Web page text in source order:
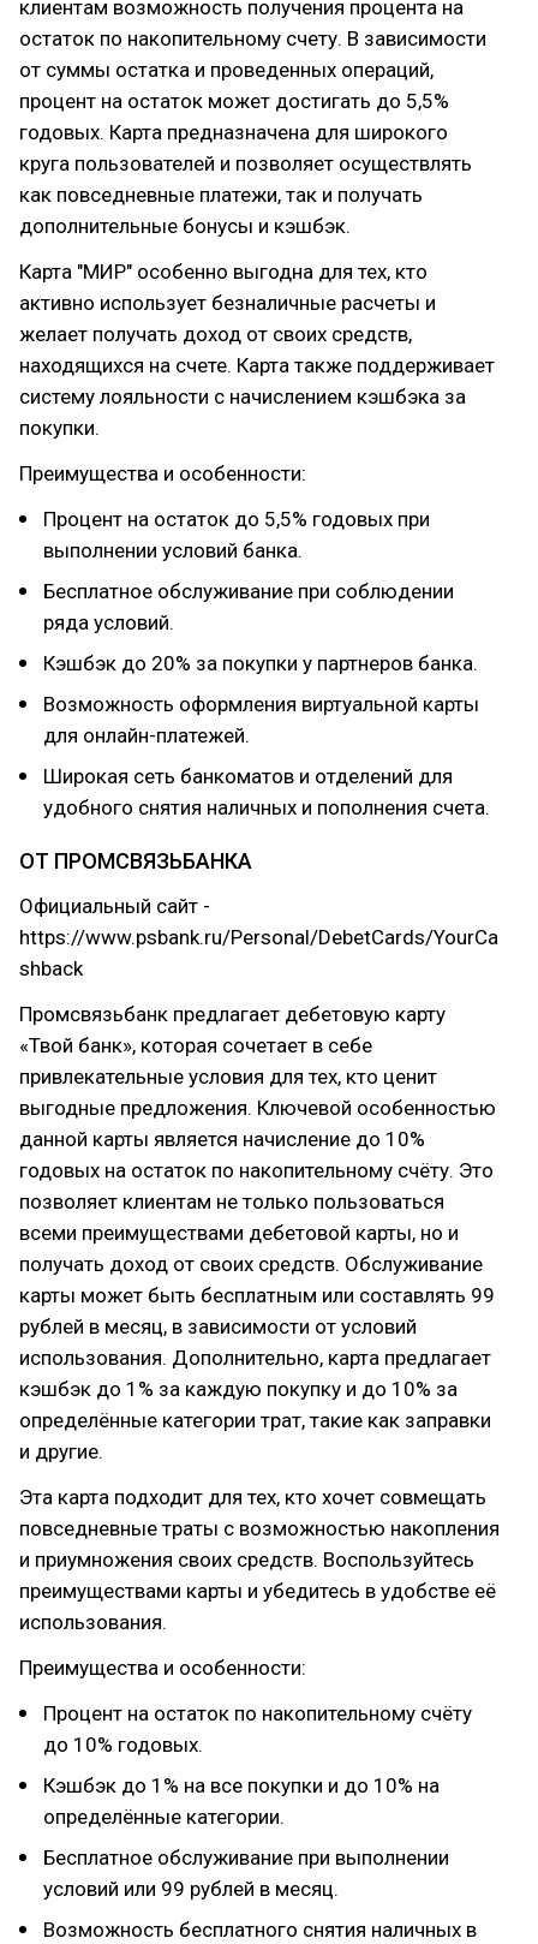
клиентам возможность получения процента на
остаток по накопительному счету. В зависимости
от суммы остатка и проведенных операций,
процент на остаток может достигать до 5,5%
годовых. Карта предназначена для широкого
круга пользователей и позволяет осуществлять
как повседневные платежи, так и получать
дополнительные бонусы и кэшбэк.
Карта "МИР" особенно выгодна для тех, кто
активно использует безналичные расчеты и
желает получать доход от своих средств,
находящихся на счете. Карта также поддерживает
систему лояльности с начислением кэшбэка за
покупки.
Преимущества и особенности:
Процент на остаток до 5,5% годовых при
выполнении условий банка.
Бесплатное обслуживание при соблюдении
ряда условий.
Кэшбэк до 20% за покупки у партнеров банка.
Возможность оформления виртуальной карты
для онлайн-платежей.
Широкая сеть банкоматов и отделений для
удобного снятия наличных и пополнения счета.
ОТ ПРОМСВЯЗЬБАНКА
Официальный сайт -
https://www.psbank.ru/Personal/DebetCards/YourCa
shback
Промсвязьбанк предлагает дебетовую карту
«Твой банк», которая сочетает в себе
привлекательные условия для тех, кто ценит
выгодные предложения. Ключевой особенностью
данной карты является начисление до 10%
годовых на остаток по накопительному счёту. Это
позволяет клиентам не только пользоваться
всеми преимуществами дебетовой карты, но и
получать доход от своих средств. Обслуживание
карты может быть бесплатным или составлять 99
рублей в месяц, в зависимости от условий
использования. Дополнительно, карта предлагает
кэшбэк до 1% за каждую покупку и до 10% за
определённые категории трат, такие как заправки
и другие.
Эта карта подходит для тех, кто хочет совмещать
повседневные траты с возможностью накопления
и приумножения своих средств. Воспользуйтесь
преимуществами карты и убедитесь в удобстве её
использования.
Преимущества и особенности:
Процент на остаток по накопительному счёту
до 10% годовых.
Кэшбэк до 1% на все покупки и до 10% на
определённые категории.
Бесплатное обслуживание при выполнении
условий или 99 рублей в месяц.
Возможность бесплатного снятия наличных в